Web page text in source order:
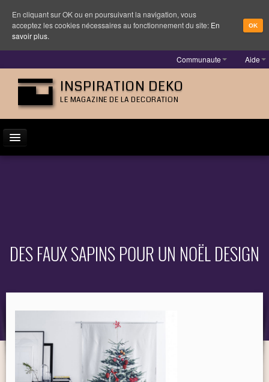
Communaute Aide
INSPIRATION DEKO
LE MAGAZINE DE LA DECORATION
OBJET
DES FAUX SAPINS POUR UN NOËL DESIGN
En cliquant sur OK ou en poursuivant la navigation, vous
acceptez les cookies nécessaires au fonctionnement du site: En
savoir plus.
OK